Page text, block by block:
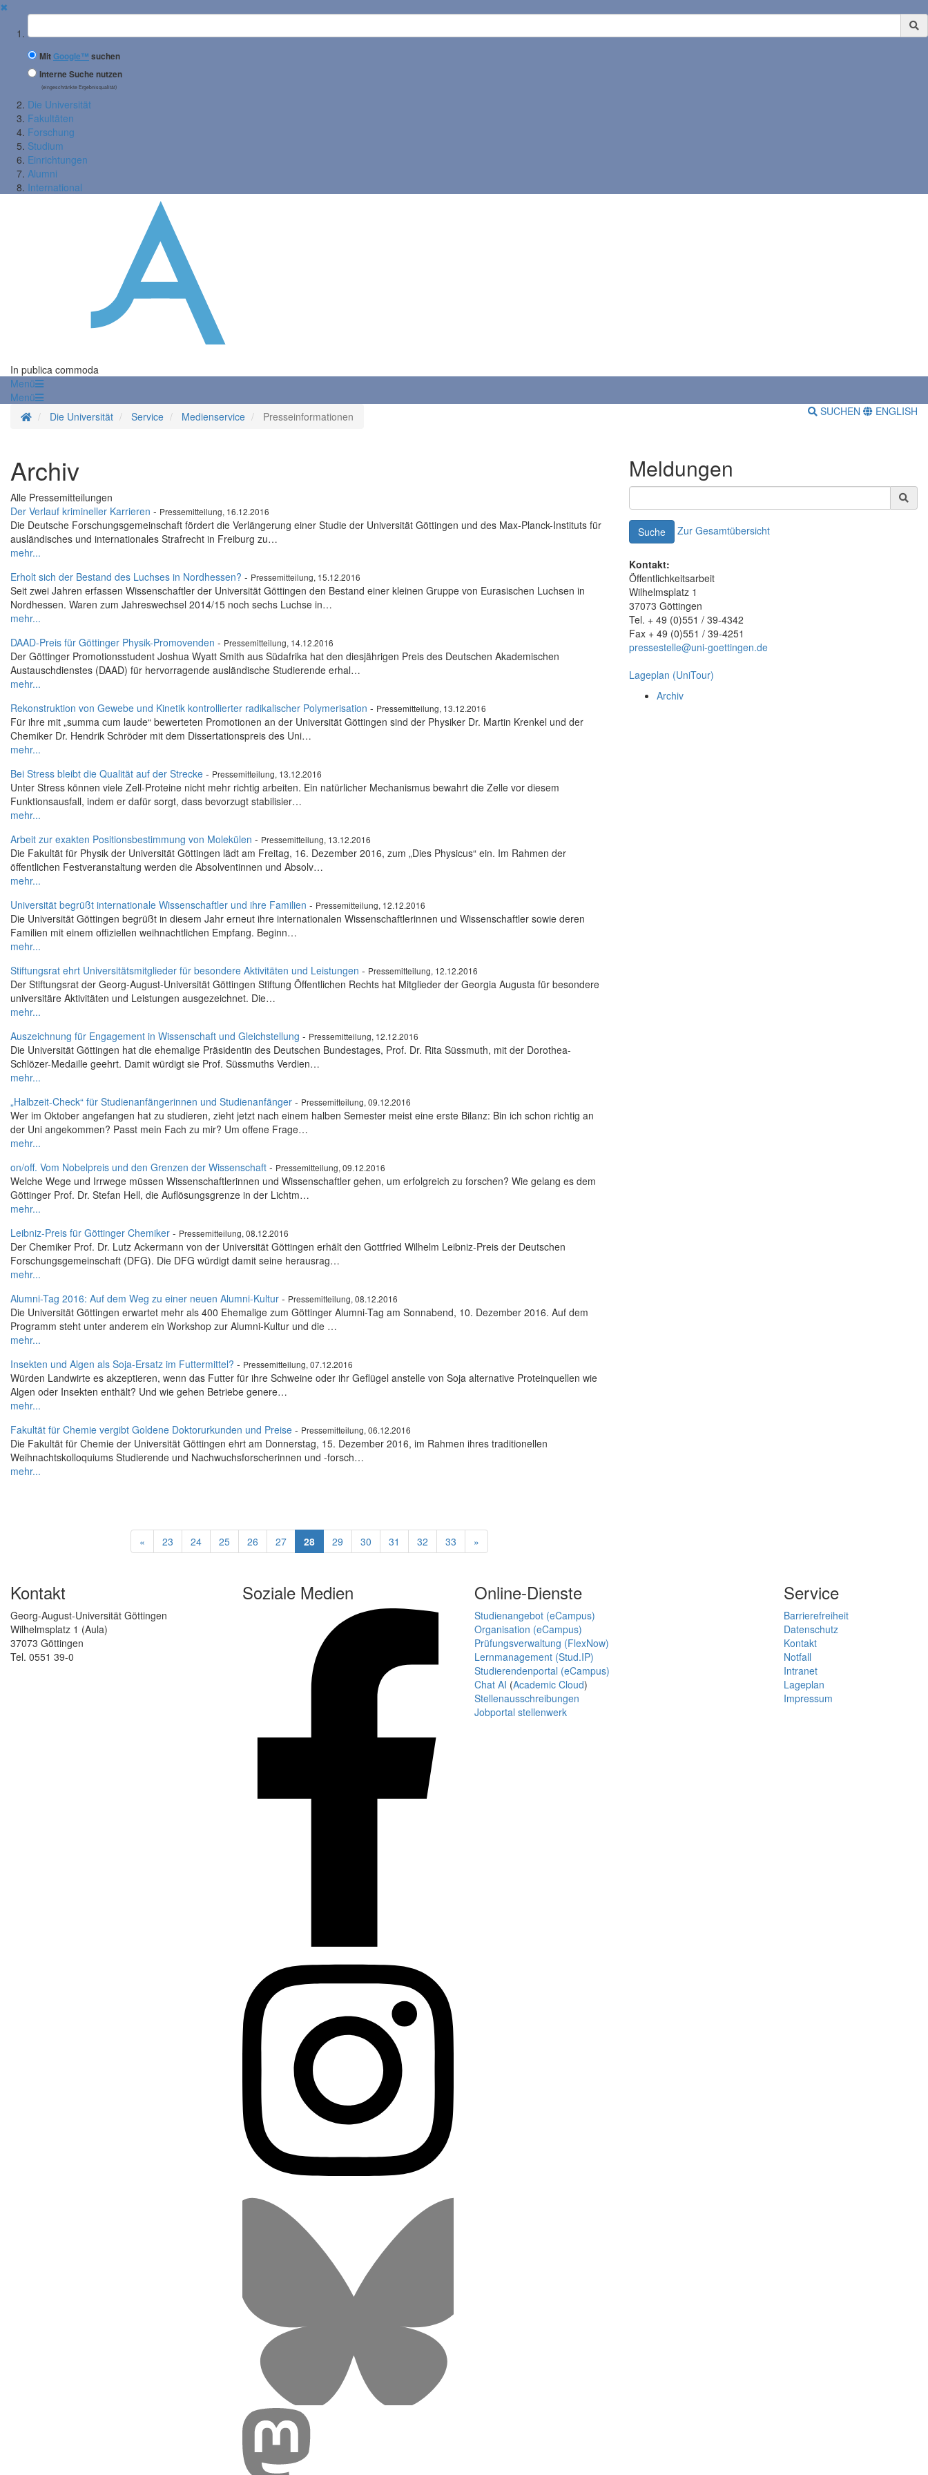
✖
Suchbegriff
MitGoogle™ suchen
Interne Suche nutzen
(eingeschränkte Ergebnisqualität)
Die Universität
Fakultäten
Forschung
Studium
Einrichtungen
Alumni
International
In publica commoda
Menü
Menü
StartseiteDie Universität Service Medienservice Presseinformationen SUCHEN ENGLISH
Archiv
Alle Pressemitteilungen
Der Verlauf krimineller Karrieren - Pressemitteilung, 16.12.2016
Die Deutsche Forschungsgemeinschaft fördert die Verlängerung einer Studie der Universität Göttingen und des Max-Planck-Instituts für
ausländisches und internationales Strafrecht in Freiburg zu…
mehr...
Erholt sich der Bestand des Luchses in Nordhessen? - Pressemitteilung, 15.12.2016
Seit zwei Jahren erfassen Wissenschaftler der Universität Göttingen den Bestand einer kleinen Gruppe von Eurasischen Luchsen in
Nordhessen. Waren zum Jahreswechsel 2014/15 noch sechs Luchse in…
mehr...
DAAD-Preis für Göttinger Physik-Promovenden - Pressemitteilung, 14.12.2016
Der Göttinger Promotionsstudent Joshua Wyatt Smith aus Südafrika hat den diesjährigen Preis des Deutschen Akademischen
Austauschdienstes (DAAD) für hervorragende ausländische Studierende erhal…
mehr...
Rekonstruktion von Gewebe und Kinetik kontrollierter radikalischer Polymerisation - Pressemitteilung, 13.12.2016
Für ihre mit „summa cum laude“ bewerteten Promotionen an der Universität Göttingen sind der Physiker Dr. Martin Krenkel und der
Chemiker Dr. Hendrik Schröder mit dem Dissertationspreis des Uni…
mehr...
Bei Stress bleibt die Qualität auf der Strecke - Pressemitteilung, 13.12.2016
Unter Stress können viele Zell-Proteine nicht mehr richtig arbeiten. Ein natürlicher Mechanismus bewahrt die Zelle vor diesem
Funktionsausfall, indem er dafür sorgt, dass bevorzugt stabilisier…
mehr...
Arbeit zur exakten Positionsbestimmung von Molekülen - Pressemitteilung, 13.12.2016
Die Fakultät für Physik der Universität Göttingen lädt am Freitag, 16. Dezember 2016, zum „Dies Physicus“ ein. Im Rahmen der
öffentlichen Festveranstaltung werden die Absolventinnen und Absolv…
mehr...
Universität begrüßt internationale Wissenschaftler und ihre Familien - Pressemitteilung, 12.12.2016
Die Universität Göttingen begrüßt in diesem Jahr erneut ihre internationalen Wissenschaftlerinnen und Wissenschaftler sowie deren
Familien mit einem offiziellen weihnachtlichen Empfang. Beginn…
mehr...
Stiftungsrat ehrt Universitätsmitglieder für besondere Aktivitäten und Leistungen - Pressemitteilung, 12.12.2016
Der Stiftungsrat der Georg-August-Universität Göttingen Stiftung Öffentlichen Rechts hat Mitglieder der Georgia Augusta für besondere
universitäre Aktivitäten und Leistungen ausgezeichnet. Die…
mehr...
Auszeichnung für Engagement in Wissenschaft und Gleichstellung - Pressemitteilung, 12.12.2016
Die Universität Göttingen hat die ehemalige Präsidentin des Deutschen Bundestages, Prof. Dr. Rita Süssmuth, mit der Dorothea-
Schlözer-Medaille geehrt. Damit würdigt sie Prof. Süssmuths Verdien…
mehr...
„Halbzeit-Check“ für Studienanfängerinnen und Studienanfänger - Pressemitteilung, 09.12.2016
Wer im Oktober angefangen hat zu studieren, zieht jetzt nach einem halben Semester meist eine erste Bilanz: Bin ich schon richtig an
der Uni angekommen? Passt mein Fach zu mir? Um offene Frage…
mehr...
on/off. Vom Nobelpreis und den Grenzen der Wissenschaft - Pressemitteilung, 09.12.2016
Welche Wege und Irrwege müssen Wissenschaftlerinnen und Wissenschaftler gehen, um erfolgreich zu forschen? Wie gelang es dem
Göttinger Prof. Dr. Stefan Hell, die Auflösungsgrenze in der Lichtm…
mehr...
Leibniz-Preis für Göttinger Chemiker - Pressemitteilung, 08.12.2016
Der Chemiker Prof. Dr. Lutz Ackermann von der Universität Göttingen erhält den Gottfried Wilhelm Leibniz-Preis der Deutschen
Forschungsgemeinschaft (DFG). Die DFG würdigt damit seine herausrag…
mehr...
Alumni-Tag 2016: Auf dem Weg zu einer neuen Alumni-Kultur - Pressemitteilung, 08.12.2016
Die Universität Göttingen erwartet mehr als 400 Ehemalige zum Göttinger Alumni-Tag am Sonnabend, 10. Dezember 2016. Auf dem
Programm steht unter anderem ein Workshop zur Alumni-Kultur und die …
mehr...
Insekten und Algen als Soja-Ersatz im Futtermittel? - Pressemitteilung, 07.12.2016
Würden Landwirte es akzeptieren, wenn das Futter für ihre Schweine oder ihr Geflügel anstelle von Soja alternative Proteinquellen wie
Algen oder Insekten enthält? Und wie gehen Betriebe genere…
mehr...
Fakultät für Chemie vergibt Goldene Doktorurkunden und Preise - Pressemitteilung, 06.12.2016
Die Fakultät für Chemie der Universität Göttingen ehrt am Donnerstag, 15. Dezember 2016, im Rahmen ihres traditionellen
Weihnachtskolloquiums Studierende und Nachwuchsforscherinnen und -forsch…
mehr...
« 23 24 25 26 27 28 29 30 31 32 33 »
Meldungen
Suche Zur Gesamtübersicht
Kontakt:
Öffentlichkeitsarbeit
Wilhelmsplatz 1
37073 Göttingen
Tel. + 49 (0)551 / 39-4342
Fax + 49 (0)551 / 39-4251
pressestelle@uni-goettingen.de
Lageplan (UniTour)
Archiv
Kontakt
Georg-August-Universität Göttingen
Wilhelmsplatz 1 (Aula)
37073 Göttingen
Tel. 0551 39-0
Soziale Medien Online-Dienste
Studienangebot (eCampus)
Organisation (eCampus)
Prüfungsverwaltung (FlexNow)
Lernmanagement (Stud.IP)
Studierendenportal (eCampus)
Chat AI (Academic Cloud)
Stellenausschreibungen
Jobportal stellenwerk
Service
Barrierefreiheit
Datenschutz
Kontakt
Notfall
Intranet
Lageplan
Impressum